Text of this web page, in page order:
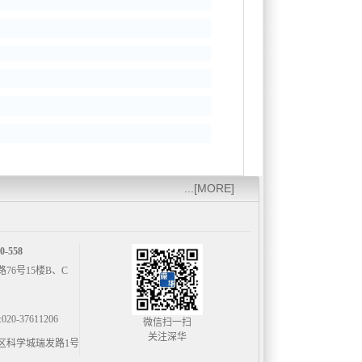
...[MORE]
558
76号15楼B、C
37611206
科学城瑞发路1号
微信扫一扫
关注深华